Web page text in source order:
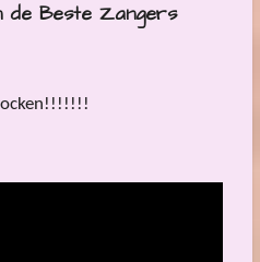
de Beste Zangers